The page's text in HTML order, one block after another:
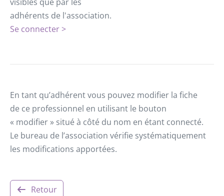
adhérents de l'association.
Se connecter >
En tant qu’adhérent vous pouvez modifier la fiche
de ce professionnel en utilisant le bouton
« modifier » situé à côté du nom en étant connecté.
Le bureau de l’association vérifie systématiquement
les modifications apportées.
Retour